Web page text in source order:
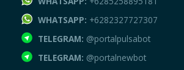
WHATSAPP: +6282327727307
TELEGRAM: @portalpulsabot
TELEGRAM: @portalnewbot